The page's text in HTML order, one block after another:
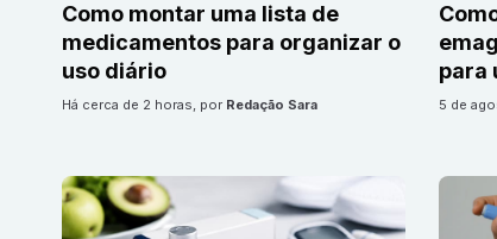
Como montar uma lista de
medicamentos para organizar o
uso diário
há cerca de 2 horas, por Redação Sara
para
5 de